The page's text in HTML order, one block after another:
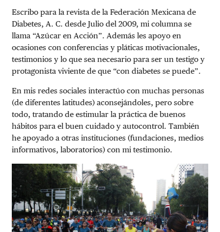
Escribo para la revista de la Federación Mexicana de
Diabetes, A. C. desde Julio del 2009, mi columna se
llama “Azúcar en Acción”. Además les apoyo en
ocasiones con conferencias y pláticas motivacionales,
testimonios y lo que sea necesario para ser un testigo y
protagonista viviente de que “con diabetes se puede”.
En mis redes sociales interactúo con muchas personas
(de diferentes latitudes) aconsejándoles, pero sobre
todo, tratando de estimular la práctica de buenos
hábitos para el buen cuidado y autocontrol. También
he apoyado a otras instituciones (fundaciones, medios
informativos, laboratorios) con mi testimonio.